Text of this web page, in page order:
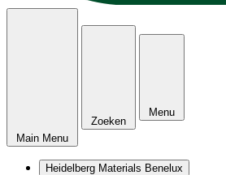
Main Menu
Zoeken
Menu
Heidelberg Materials Benelux